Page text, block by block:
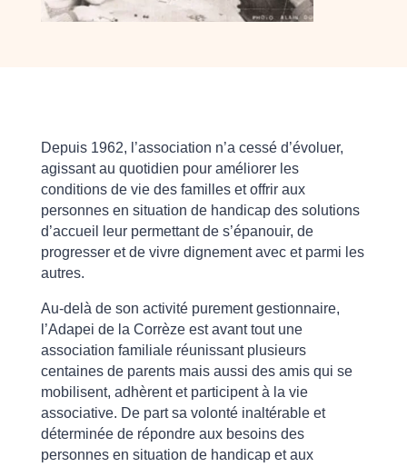
Depuis 1962, l’association n’a cessé d’évoluer,
agissant au quotidien pour améliorer les
conditions de vie des familles et offrir aux
personnes en situation de handicap des solutions
d’accueil leur permettant de s’épanouir, de
progresser et de vivre dignement avec et parmi les
autres.
Au-delà de son activité purement gestionnaire,
l’Adapei de la Corrèze est avant tout une
association familiale réunissant plusieurs
centaines de parents mais aussi des amis qui se
mobilisent, adhèrent et participent à la vie
associative. De part sa volonté inaltérable et
déterminée de répondre aux besoins des
personnes en situation de handicap et aux